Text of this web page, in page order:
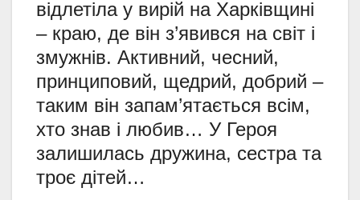
відлетіла у вирій на Харківщині
– краю, де він з’явився на світ і
змужнів. Активний, чесний,
принциповий, щедрий, добрий –
таким він запам’ятається всім,
хто знав і любив… У Героя
залишилась дружина, сестра та
троє дітей…